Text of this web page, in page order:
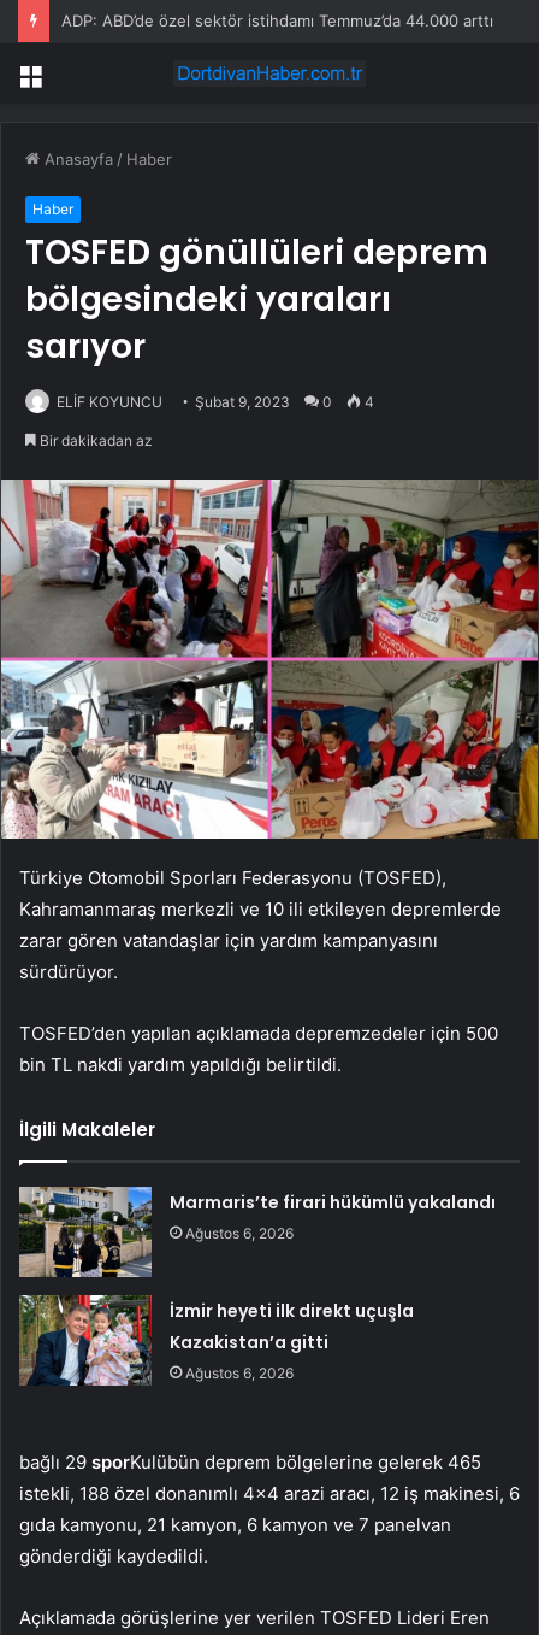
ADP: ABD’de özel sektör istihdamı Temmuz’da 44.000 arttı
Menü
Anasayfa / Haber
Haber
TOSFED gönüllüleri deprem
bölgesindeki yaraları
sarıyor
ELİF KOYUNCU Şubat 9, 2023 0 4
Bir dakikadan az
Türkiye Otomobil Sporları Federasyonu (TOSFED),
Kahramanmaraş merkezli ve 10 ili etkileyen depremlerde
zarar gören vatandaşlar için yardım kampanyasını
sürdürüyor.
TOSFED’den yapılan açıklamada depremzedeler için 500
bin TL nakdi yardım yapıldığı belirtildi.
İlgili Makaleler
Marmaris’te firari hükümlü yakalandı
Ağustos 6, 2026
İzmir heyeti ilk direkt uçuşla
Kazakistan’a gitti
Ağustos 6, 2026
bağlı 29 sporKulübün deprem bölgelerine gelerek 465
istekli, 188 özel donanımlı 4×4 arazi aracı, 12 iş makinesi, 6
gıda kamyonu, 21 kamyon, 6 kamyon ve 7 panelvan
gönderdiği kaydedildi.
Açıklamada görüşlerine yer verilen TOSFED Lideri Eren